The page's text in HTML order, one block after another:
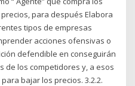
para después Elabora
tipos de empresas
acciones ofensivas o
defendible en conseguirán
de los competidores y, a esos
bajar los precios. 3.2.2.